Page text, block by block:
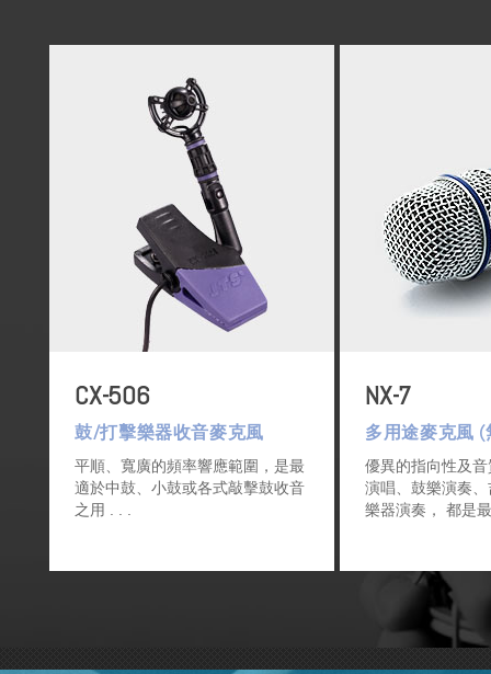
CX-506
鼓/打擊樂器收音麥克風
平順、寬廣的頻率響應範圍，是最
適於中鼓、小鼓或各式敲擊鼓收音
之用
NX-7
多用途麥克風
優異的指向性及
演唱、鼓樂演奏
樂器演奏， 都是